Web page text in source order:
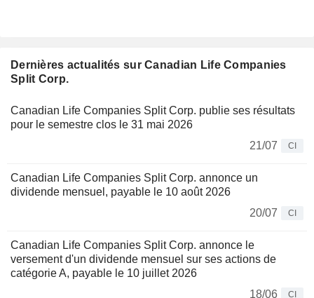
Dernières actualités sur Canadian Life Companies
Split Corp.
Canadian Life Companies Split Corp. publie ses résultats
pour le semestre clos le 31 mai 2026
21/07
CI
Canadian Life Companies Split Corp. annonce un
dividende mensuel, payable le 10 août 2026
20/07
CI
Canadian Life Companies Split Corp. annonce le
versement d'un dividende mensuel sur ses actions de
catégorie A, payable le 10 juillet 2026
18/06
CI